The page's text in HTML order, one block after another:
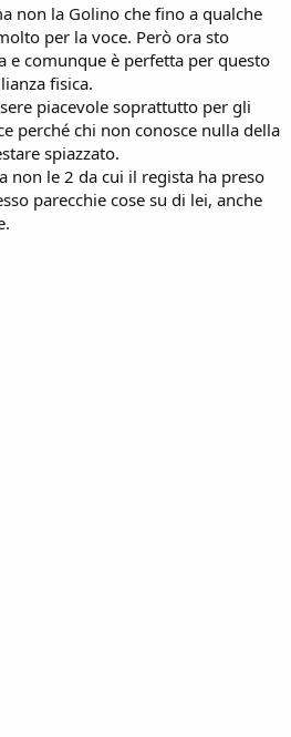
non la Golino che fino a qualche
per la voce. Però ora sto
e comunque è perfetta per questo
fisica.
piacevole soprattutto per gli
perché chi non conosce nulla della
spiazzato.
non le 2 da cui il regista ha preso
parecchie cose su di lei, anche